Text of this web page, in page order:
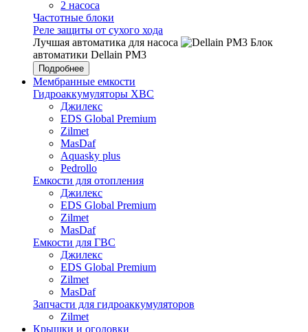
2 насоса
Частотные блоки
Реле защиты от сухого хода
Лучшая автоматика для насоса
Блок
автоматики Dellain PM3
Подробнее
Мембранные емкости
Гидроаккумуляторы ХВС
Джилекс
EDS Global Premium
Zilmet
MasDaf
Aquasky plus
Pedrollo
Емкости для отопления
Джилекс
EDS Global Premium
Zilmet
MasDaf
Емкости для ГВС
Джилекс
EDS Global Premium
Zilmet
MasDaf
Запчасти для гидроаккумуляторов
Zilmet
Крышки и оголовки